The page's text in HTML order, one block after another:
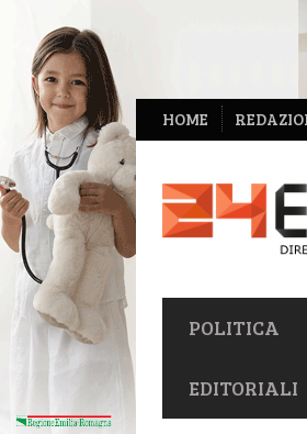
HOME
PRIMARIA
POLITICA
EDITORIALI